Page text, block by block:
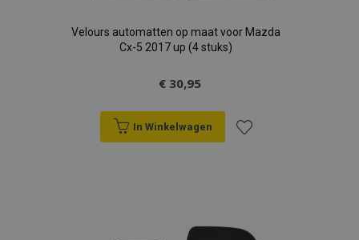
Velours automatten op maat voor Mazda
Cx-5 2017 up (4 stuks)
€ 30,95
In Winkelwagen